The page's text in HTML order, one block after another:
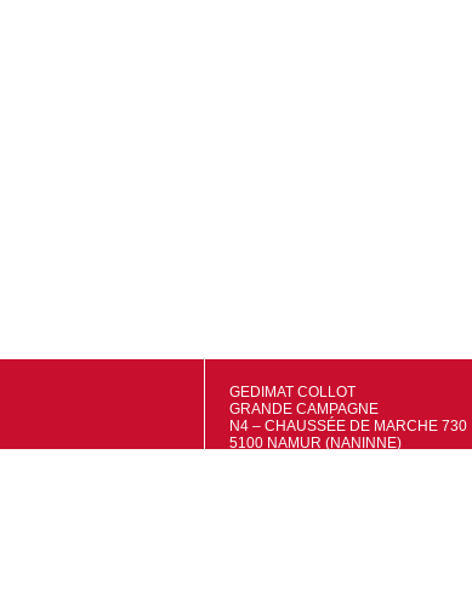
GEDIMAT COLLOT
GRANDE CAMPAGNE
N4 – CHAUSSÉE DE MARCHE 730
5100 NAMUR (NANINNE)